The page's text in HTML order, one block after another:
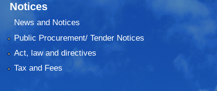
Notices
News and Notices
Public Procurement/ Tender Notices
Act, law and directives
Tax and Fees